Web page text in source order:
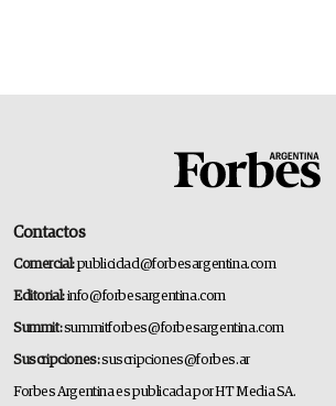
Contactos
Comercial:publicidad@forbesargentina.com
Editorial:info@forbesargentina.com
Summit:summitforbes@forbesargentina.com
Suscripciones:suscripciones@forbes.ar
Forbes Argentina es publicada por HT Media SA.